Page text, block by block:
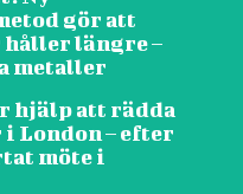
gör att
längre –
metaller
hjälp att rädda
London – efter
möte i